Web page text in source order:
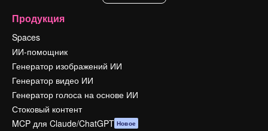
Продукция
Spaces
ИИ-помощник
Генератор изображений ИИ
Генератор видео ИИ
Генератор голоса на основе ИИ
Стоковый контент
MCP для Claude/ChatGPT Новое